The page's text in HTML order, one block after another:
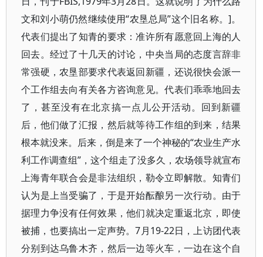
文和刘小萌仍然继续使用“农垦总局”这个旧名称。]。
代表们提出了知青的要求：准许所有愿意回上海的人
回去。经过了十几天的讨论，中央当局的态度言辞非
常强硬，农垦部要求代表返回新疆，还说很快会派一
个工作组去向有关各方咨询意见。代表们乖乖地回去
了，甚至没有在北京搞一点儿公开活动。回到新疆
后，他们做了汇报，然后就等待工作组的到来，结果
根本就没来。后来，倒是来了一个神秘的“农业生产水
利工作调查组”，这个组走了没多久，农场领导就宣布
上海青年联合会是非法组织，勒令立即解散。知青们
认为是上当受骗了，于是开始酝酿另一次行动。由于
据理力争没有任何效果，他们就决定重返北京，即使
被捕，也要搞出一定声势。7月19-22日，上访团代表
分别到达乌鲁木齐，然后一边等火车，一边在这个自